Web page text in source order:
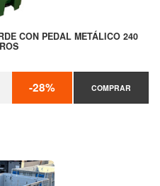
CON PEDAL METÁLICO 240
-28% COMPRAR